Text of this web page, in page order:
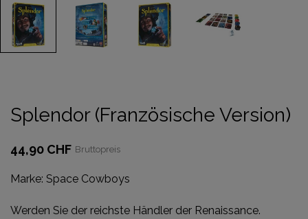
Splendor (Französische Version)
44,90 CHF Bruttopreis
Marke: Space Cowboys
Werden Sie der reichste Händler der Renaissance.